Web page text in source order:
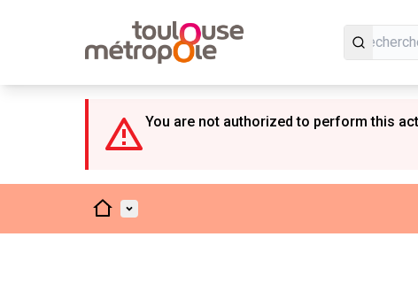
You are not authorized to perform this
AccueilMenu principal